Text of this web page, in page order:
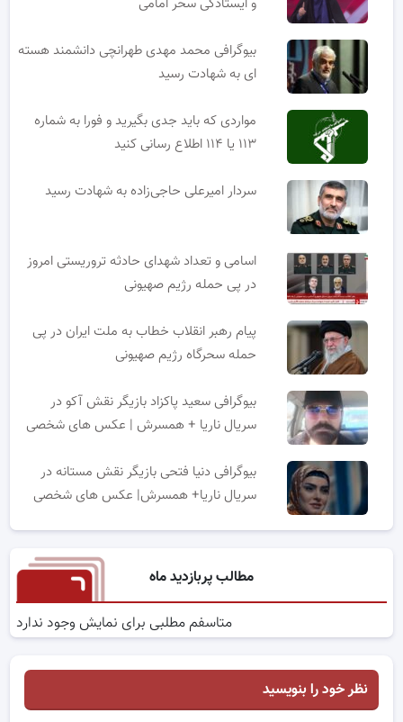
بیوگرافی محمد مهدی طهرانچی دانشمند هسته
ای به شهادت رسید
مواردی که باید جدی بگیرید و فورا به شماره
۱۱۳ یا ۱۱۴ اطلاع رسانی کنید
سردار امیرعلی حاجی‌زاده به شهادت رسید
اسامی و تعداد شهدای حادثه تروریستی امروز
در پی حمله رژیم صهیونی
پیام رهبر انقلاب خطاب به ملت ایران در پی
حمله سحرگاه رژیم صهیونی
بیوگرافی سعید پاکزاد بازیگر نقش آکو در
سریال ناریا + همسرش | عکس های شخصی
بیوگرافی دنیا فتحی بازیگر نقش مستانه در
سریال ناریا+ همسرش| عکس های شخصی
مطالب پربازدید ماه
متاسفم مطلبی برای نمایش وجود ندارد
نظر خود را بنویسید